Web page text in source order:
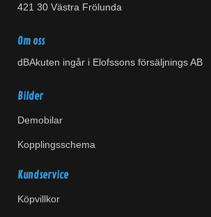
421 30 Västra Frölunda
Om oss
dBAkuten ingår i Elofssons försäljnings AB
Bilder
Demobilar
Kopplingsschema
Kundservice
Köpvillkor